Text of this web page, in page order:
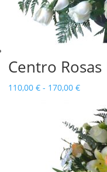
Centro Rosas
110,00 € - 170,00 €Rango
desde
110,00
hasta